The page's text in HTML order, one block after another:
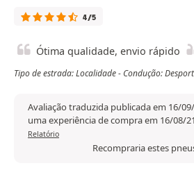
4/5
Ótima qualidade, envio rápido
Tipo de estrada: Localidade - Condução:
Avaliação traduzida publicada em 16/
uma experiência de compra em 16/08/21
Relatório
Recompraria estes